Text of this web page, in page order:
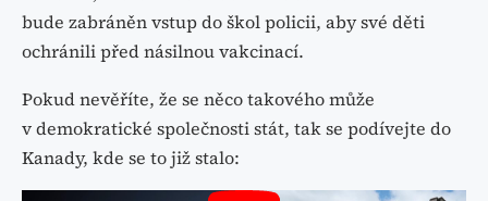
bude zabráněn vstup do škol policii, aby své děti
ochránili před násilnou vakcinací.
Pokud nevěříte, že se něco takového může
v demokratické společnosti stát, tak se podívejte do
Kanady, kde se to již stalo: